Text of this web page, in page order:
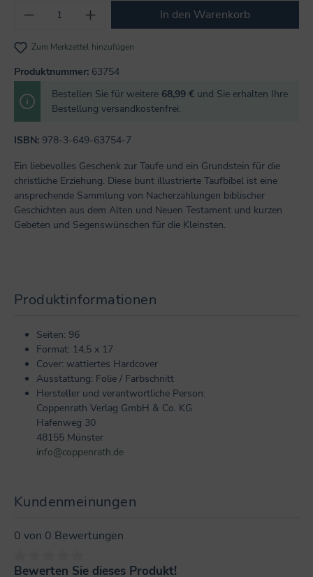
Produkt Anzahl: Gib den gewünschten
In den Warenkorb
Zum Merkzettel hinzufügen
Produktnummer: 63754
Bestellen Sie für weitere 68,99 € und Sie erhalten Ihre
Bestellung versandkostenfrei.
ISBN: 978-3-649-63754-7
Ein liebevolles Geschenk zur Taufe und ein Grundstein für die
christliche Erziehung. Diese bunt illustrierte Taufbibel ist eine
ansprechende Sammlung von Nacherzählungen biblischer
Geschichten aus dem Alten und Neuen Testament und kurzen
Gebeten und Segenswünschen für die Kleinsten.
Produktinformationen
Seiten: 96
Format: 14,5 x 17
Cover: wattiertes Hardcover
Ausstattung: Folie / Farbschnitt
Hersteller und verantwortliche Person:
Coppenrath Verlag GmbH & Co. KG
Hafenweg 30
48155 Münster
info@coppenrath.de
Kundenmeinungen
0 von 0 Bewertungen
Durchschnittliche Bewertung von 0 von 5 Sternen
Bewerten Sie dieses Produkt!